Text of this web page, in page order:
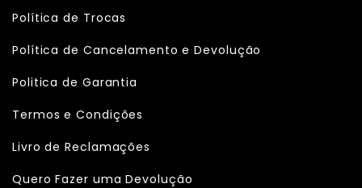
Política de Trocas
Política de Cancelamento e Devolução
Politica de Garantia
Termos e Condições
Livro de Reclamações
Quero Fazer uma Devolução